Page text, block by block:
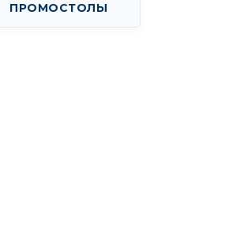
ПРОМОСТОЛЫ